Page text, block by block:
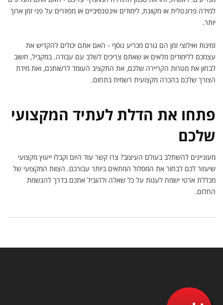
למידה פרונטלית או מקוונת, לימודים אינטנסיביים או מפוזרים על פני זמן ארוך
יותר.
זמינות ואילוצי זמן הם גורם מכריע נוסף - האם אתם יכולים להקדיש את
עצמכם ללימודים מלאים או שאתם צריכים לשלב עם עבודה. במקביל, חשוב
לבחון את מטרות הקריירה שלכם, את התקציב העומד לרשותכם, ואת מידת
הצורך שלכם בהכרה מקצועית רשמית בתחום.
פתחו את הדלת לעתיד המקצועי
שלכם
מעוניינים להשתלב בעולם העיצוב? צרו קשר עוד היום וקבלו ייעוץ מקצועי
שיעזור לכם לבחור את המסלול המתאים ביותר עבורכם. הצוות המקצועי של
מכללת ארטי ישמח לענות על כל שאלה ולהוביל אתכם בדרך להגשמת
החלום.